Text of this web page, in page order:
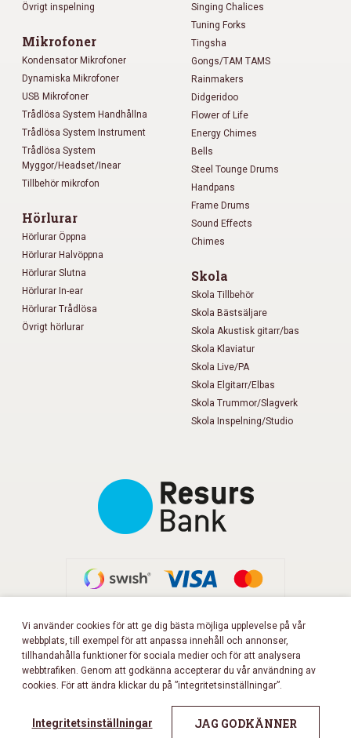
Övrigt inspelning
Mikrofoner
Kondensator Mikrofoner
Dynamiska Mikrofoner
USB Mikrofoner
Trådlösa System Handhållna
Trådlösa System Instrument
Trådlösa System
Myggor/Headset/Inear
Tillbehör mikrofon
Hörlurar
Hörlurar Öppna
Hörlurar Halvöppna
Hörlurar Slutna
Hörlurar In-ear
Hörlurar Trådlösa
Övrigt hörlurar
Singing Chalices
Tuning Forks
Tingsha
Gongs/TAM TAMS
Rainmakers
Didgeridoo
Flower of Life
Energy Chimes
Bells
Steel Tounge Drums
Handpans
Frame Drums
Sound Effects
Chimes
Skola
Skola Tillbehör
Skola Bästsäljare
Skola Akustisk gitarr/bas
Skola Klaviatur
Skola Live/PA
Skola Elgitarr/Elbas
Skola Trummor/Slagverk
Skola Inspelning/Studio
FÖLJ OSS PÅ FACEBOOK!
Vi använder cookies för att ge dig bästa möjliga upplevelse på vår
webbplats, till exempel för att anpassa innehåll och annonser,
tillhandahålla funktioner för sociala medier och för att analysera
webbtrafiken. Genom att godkänna accepterar du vår användning av
cookies. För att ändra klickar du på ”integritetsinställningar”.
Integritetsinställningar JAG GODKÄNNER